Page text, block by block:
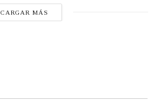
CARGAR MÁS